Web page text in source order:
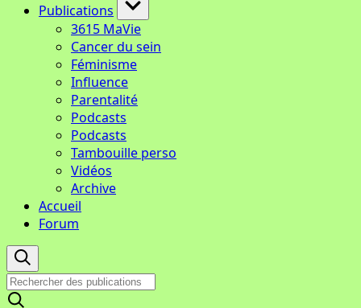
Publications
3615 MaVie
Cancer du sein
Féminisme
Influence
Parentalité
Podcasts
Podcasts
Tambouille perso
Vidéos
Archive
Accueil
Forum